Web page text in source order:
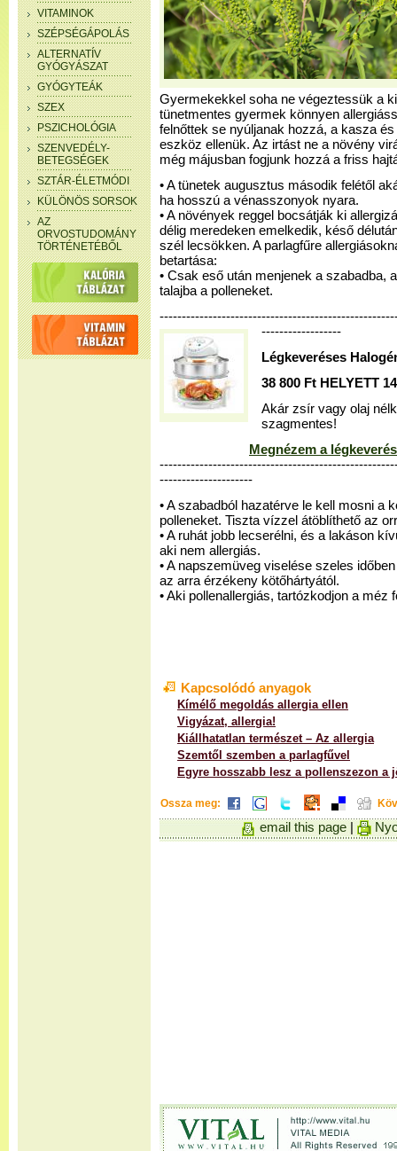
VITAMINOK
SZÉPSÉGÁPOLÁS
ALTERNATÍV
GYÓGYÁSZAT
GYÓGYTEÁK
SZEX
PSZICHOLÓGIA
SZENVEDÉLY-
BETEGSÉGEK
SZTÁR-ÉLETMÓDI
KÜLÖNÖS SORSOK
AZ
ORVOSTUDOMÁNY
TÖRTÉNETÉBŐL
Gyermekekkel soha ne végeztessük a
tünetmentes gyermek könnyen
felnőttek se nyúljanak hozzá, a kasza
eszköz ellenük. Az irtást ne a növény
még májusban fogjunk hozzá a friss
• A tünetek augusztus második felétől
ha hosszú a vénasszonyok nyara.
• A növények reggel bocsátják ki
délig meredeken emelkedik, késő
szél lecsökken. A parlagfűre
betartása:
• Csak eső után menjenek a szabadba,
talajba a polleneket.
------------------
Légkeveréses
38 800 Ft HELYETT
Akár zsír vagy olaj
szagmentes!
Megnézem a
---------------------
• A szabadból hazatérve le kell mosni a
polleneket. Tiszta vízzel átöblíthető az
• A ruhát jobb lecserélni, és a lakáson
aki nem allergiás.
• A napszemüveg viselése szeles
az arra érzékeny kötőhártyától.
• Aki pollenallergiás, tartózkodjon a méz
Kapcsolódó anyagok
Kímélő megoldás allergia ellen
Vigyázat, allergia!
Kiállhatatlan természet – Az allergia
Szemtől szemben a parlagfűvel
Egyre hosszabb lesz a pollenszezon a
Ossza meg:
email this page